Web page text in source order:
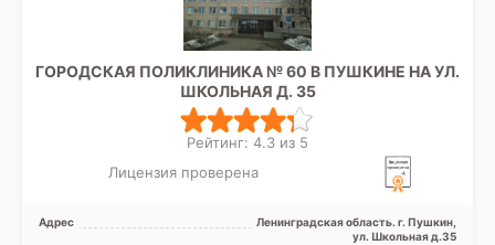
ГОРОДСКАЯ ПОЛИКЛИНИКА № 60 В ПУШКИНЕ НА УЛ.
ШКОЛЬНАЯ Д. 35
Рейтинг: 4.3 из 5
Лицензия проверена
Адрес
Ленинградская область. г. Пушкин,
ул. Школьная д.35